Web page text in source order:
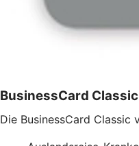
BusinessCard Classic
Die BusinessCard